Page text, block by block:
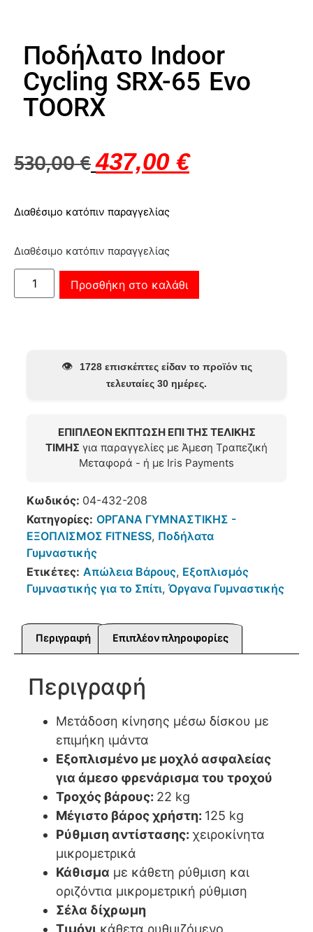
Ποδήλατο Indoor
Cycling SRX-65 Evo
TOORX
530,00€ 437,00 €
Διαθέσιμο κατόπιν παραγγελίας
Διαθέσιμο κατόπιν παραγγελίας
Προσθήκη στο καλάθι
👁️
1728 επισκέπτες είδαν το προϊόν τις
τελευταίες 30 ημέρες.
ΕΠΙΠΛΕΟΝ ΕΚΠΤΩΣΗ ΕΠΙ ΤΗΣ ΤΕΛΙΚΗΣ
ΤΙΜΗΣ για παραγγελίες με Άμεση Τραπεζική
Μεταφορά - ή με Iris Payments
Κωδικός: 04-432-208
Κατηγορίες: ΟΡΓΑΝΑ ΓΥΜΝΑΣΤΙΚΗΣ -
ΕΞΟΠΛΙΣΜΟΣ FITNESS, Ποδήλατα
Γυμναστικής
Ετικέτες: Απώλεια Βάρους, Εξοπλισμός
Γυμναστικής για το Σπίτι, Όργανα Γυμναστικής
Περιγραφή Επιπλέον πληροφορίες
Περιγραφή
Μετάδοση κίνησης μέσω δίσκου με
επιμήκη ιμάντα
Εξοπλισμένο με μοχλό ασφαλείας
για άμεσο φρενάρισμα του τροχού
Τροχός βάρους: 22 kg
Μέγιστο βάρος χρήστη: 125 kg
Ρύθμιση αντίστασης: χειροκίνητα
μικρομετρικά
Κάθισμα με κάθετη ρύθμιση και
οριζόντια μικρομετρική ρύθμιση
Σέλα δίχρωμη
Τιμόνι κάθετα ρυθμιζόμενο